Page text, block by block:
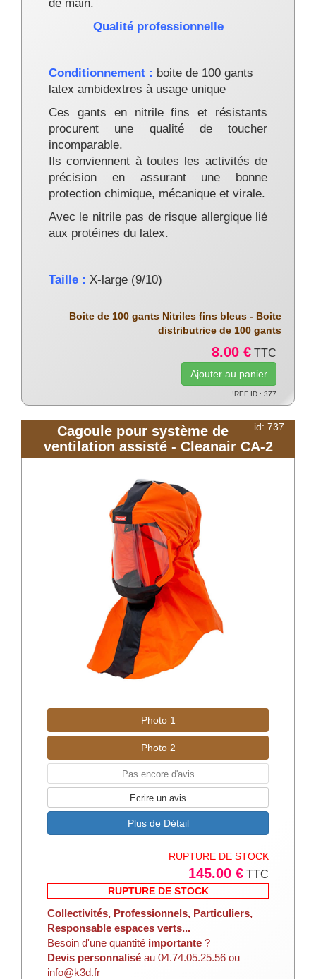
de main.
Qualité professionnelle
Conditionnement : boite de 100 gants
latex ambidextres à usage unique
Ces gants en nitrile fins et résistants
procurent une qualité de toucher
incomparable.
Ils conviennent à toutes les activités de
précision en assurant une bonne
protection chimique, mécanique et virale.
Avec le nitrile pas de risque allergique lié
aux protéines du latex.
Taille : X-large (9/10)
Boite de 100 gants Nitriles fins bleus - Boite
distributrice de 100 gants
8.00 € TTC
!REF ID : 377
id: 737
Cagoule pour système de
ventilation assisté - Cleanair CA-2
Photo 1
Photo 2
Pas encore d'avis
Ecrire un avis
Plus de Détail
RUPTURE DE STOCK
145.00 € TTC
RUPTURE DE STOCK
Collectivités, Professionnels, Particuliers,
Responsable espaces verts...
Besoin d'une quantité importante ?
Devis personnalisé au 04.74.05.25.56 ou
info@k3d.fr